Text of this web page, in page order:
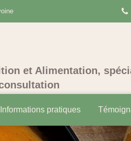
et Alimentation,
Informations pratiques